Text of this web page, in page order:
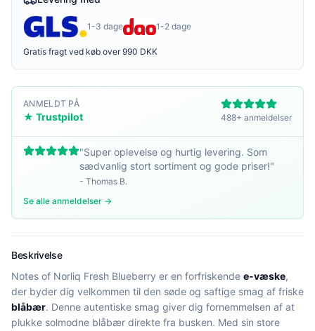
1-3 dage 1-2 dage
Gratis fragt ved køb over 990 DKK
ANMELDT PÅ
★ Trustpilot 488+ anmeldelser
"Super oplevelse og hurtig levering. Som
sædvanlig stort sortiment og gode priser!"
- Thomas B.
Se alle anmeldelser →
Beskrivelse
Notes of Norliq Fresh Blueberry er en forfriskende e-væske,
der byder dig velkommen til den søde og saftige smag af friske
blåbær. Denne autentiske smag giver dig fornemmelsen af at
plukke solmodne blåbær direkte fra busken. Med sin store